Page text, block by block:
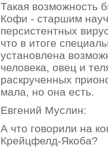
Такая возможность
Кофи - старшим
персистентных
что в итоге
установлена
человека, овец и
раскрученных
мала, но она есть.
Евгений Муслин:
А что говорили на
Крейцфелд-Якоба?